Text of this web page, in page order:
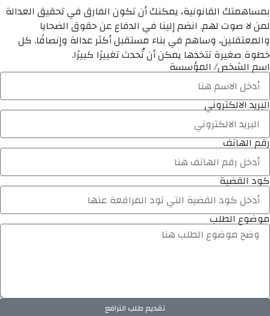
بمساهمتك القانونية، يمكنك أن تكون الفارق في تحقيق العدالة
لمن لا صوت لهم. انضم إلينا في الدفاع عن حقوق الضحايا
والمعتقلين، وساهم في بناء مستقبل أكثر عدالة وإنصافًا. كل
خطوة صغيرة تتخذها يمكن أن تُحدث تغييرًا كبيرًا.
اسم الشخص/ المؤسسة
البريد الالكتروني
رقم الهاتف
كود القضية
موضوع الطلب
تقديم طلب الترافع